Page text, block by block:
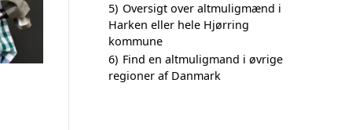
5) Oversigt over altmuligmænd i
Harken eller hele Hjørring
kommune
6) Find en altmuligmand i øvrige
regioner af Danmark